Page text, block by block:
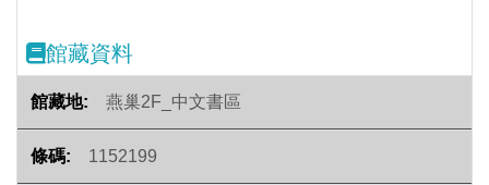
館藏資料
燕巢2F_中文書區
1152199